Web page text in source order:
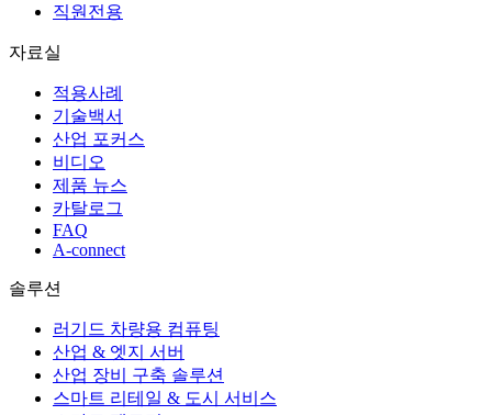
직원전용
자료실
적용사례
기술백서
산업 포커스
비디오
제품 뉴스
카탈로그
FAQ
A-connect
솔루션
러기드 차량용 컴퓨팅
산업 & 엣지 서버
산업 장비 구축 솔루션
스마트 리테일 & 도시 서비스